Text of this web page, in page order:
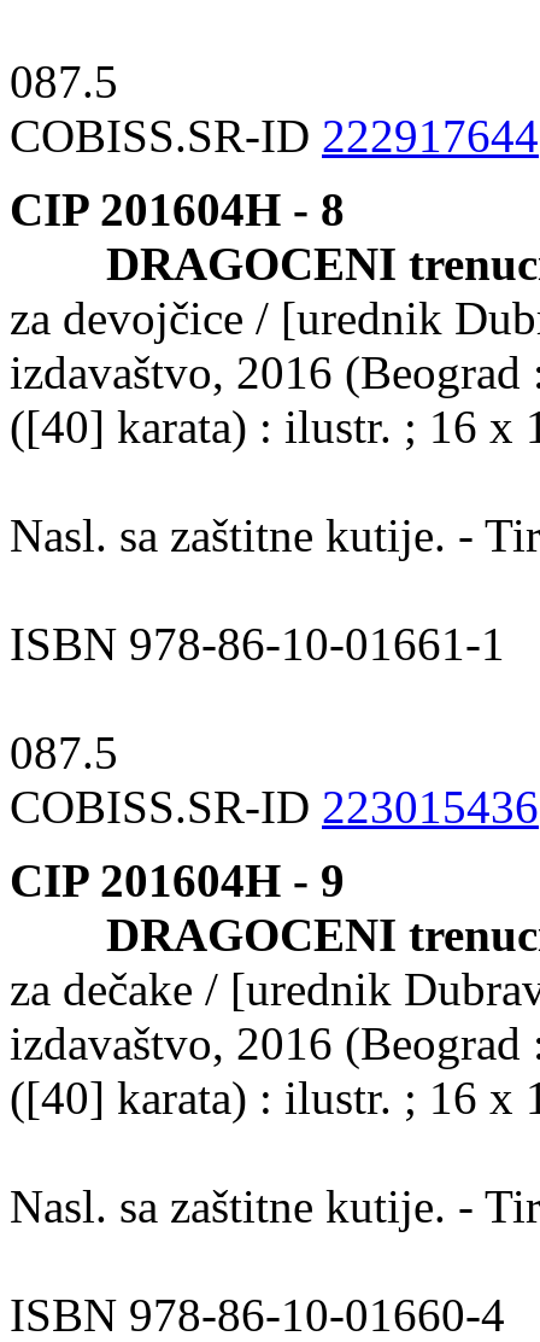
087.5
COBISS.SR-ID 222917644
CIP 201604Н - 8
DRAGOCENI
za devojčice / [urednik
izdavaštvo, 2016
([40] karata) : ilustr. ; 16 x
Nasl. sa zaštitne kutije. -
ISBN 978-86-10-01661-1
087.5
COBISS.SR-ID 223015436
CIP 201604Н - 9
DRAGOCENI
za dečake / [urednik
izdavaštvo, 2016
([40] karata) : ilustr. ; 16 x
Nasl. sa zaštitne kutije. -
ISBN 978-86-10-01660-4